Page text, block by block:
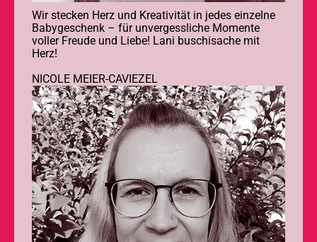
Wir stecken Herz und Kreativität in jedes einzelne
Babygeschenk – für unvergessliche Momente
voller Freude und Liebe! Lani buschisache mit
Herz!
NICOLE MEIER-CAVIEZEL